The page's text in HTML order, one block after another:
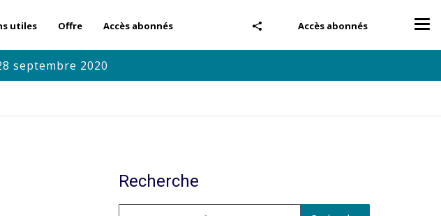
Accès abonnés
utiles Offre Accès abonnés
septembre 2020
Recherche